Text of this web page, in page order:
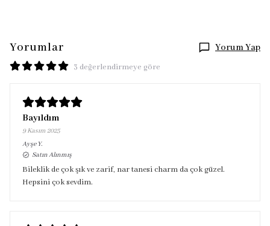
Yorumlar Yorum Yap
3 değerlendirmeye göre
Bayıldım
9 Kasım 2025
Ayşe Y.
Satın Alınmış
Bileklik de çok şık ve zarif, nar tanesi charm da çok güzel.
Hepsini çok sevdim.